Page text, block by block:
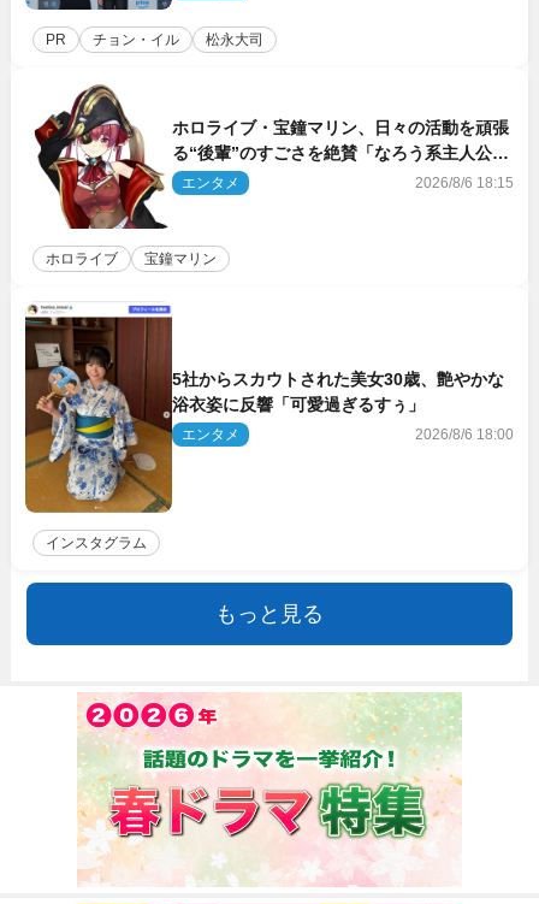
PR チョン・イル 松永大司
ホロライブ・宝鐘マリン、日々の活動を頑張
る“後輩”のすごさを絶賛「なろう系主人公ま
である」
エンタメ 2026/8/6 18:15
ホロライブ 宝鐘マリン
5社からスカウトされた美女30歳、艶やかな
浴衣姿に反響「可愛過ぎるすぅ」
エンタメ 2026/8/6 18:00
インスタグラム
もっと見る